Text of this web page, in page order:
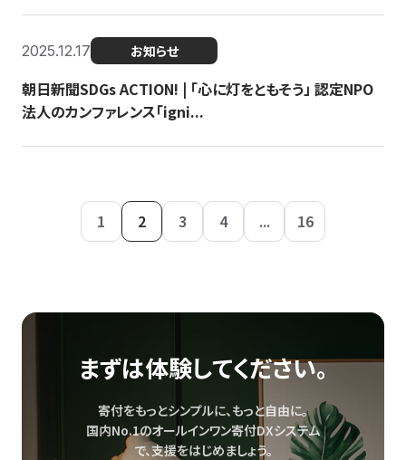
2025.12.17 お知らせ
朝日新聞SDGs ACTION! | 「心に灯をともそう」 認定NPO
法人のカンファレンス「igni...
1 2 3 4 ... 16
まずは体験してください。
寄付をもっとシンプルに、もっと自由に。
国内No.1のオールインワン寄付DXシステム
で、支援をはじめましょう。